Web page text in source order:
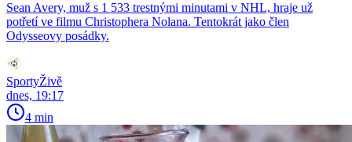
Sean Avery, muž s 1 533 trestnými minutami v NHL, hraje už
potřetí ve filmu Christophera Nolana. Tentokrát jako člen
Odysseovy posádky.
SportyŽivě
dnes, 19:17
4 min